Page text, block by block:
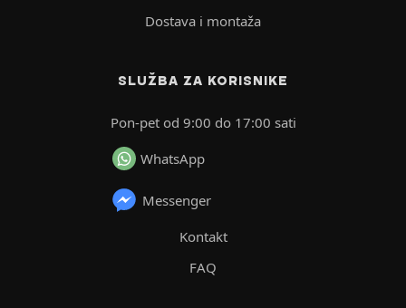
Dostava i montaža
SLUŽBA ZA KORISNIKE
Pon-pet od 9:00 do 17:00 sati
WhatsApp
Messenger
Kontakt
FAQ